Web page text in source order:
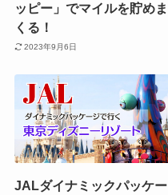
ッピー」でマイルを貯めま
くる！
2023年9月6日
JALダイナミックパッケー